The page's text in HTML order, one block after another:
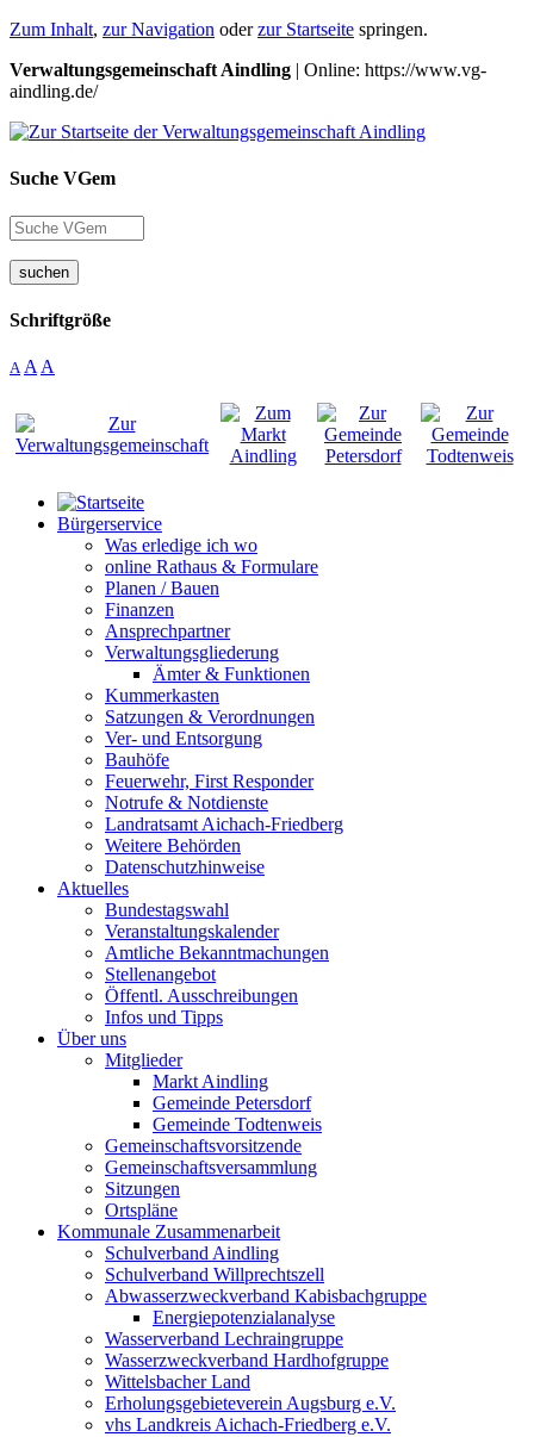
Zum Inhalt, zur Navigation oderzur Startseite springen.
Verwaltungsgemeinschaft Aindling | Online: https://www.vg-
aindling.de/
Suche VGem
suchen
Schriftgröße
A A A
Bürgerservice
Was erledige ich wo
online Rathaus & Formulare
Planen / Bauen
Finanzen
Ansprechpartner
Verwaltungsgliederung
Ämter & Funktionen
Kummerkasten
Satzungen & Verordnungen
Ver- und Entsorgung
Bauhöfe
Feuerwehr, First Responder
Notrufe & Notdienste
Landratsamt Aichach-Friedberg
Weitere Behörden
Datenschutzhinweise
Aktuelles
Bundestagswahl
Veranstaltungskalender
Amtliche Bekanntmachungen
Stellenangebot
Öffentl. Ausschreibungen
Infos und Tipps
Über uns
Mitglieder
Markt Aindling
Gemeinde Petersdorf
Gemeinde Todtenweis
Gemeinschaftsvorsitzende
Gemeinschaftsversammlung
Sitzungen
Ortspläne
Kommunale Zusammenarbeit
Schulverband Aindling
Schulverband Willprechtszell
Abwasserzweckverband Kabisbachgruppe
Energiepotenzialanalyse
Wasserverband Lechraingruppe
Wasserzweckverband Hardhofgruppe
Wittelsbacher Land
Erholungsgebieteverein Augsburg e.V.
vhs Landkreis Aichach-Friedberg e.V.